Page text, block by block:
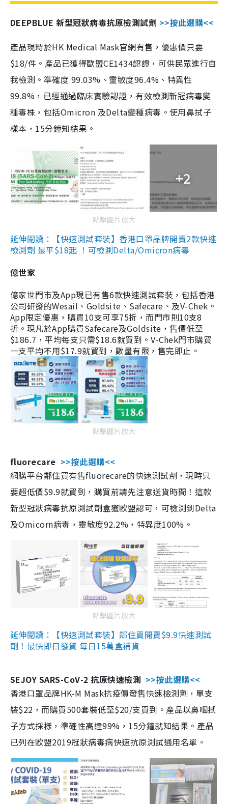
DEEPBLUE 新型冠狀病毒抗原檢測試劑 >>按此選購<<
產品現時於HK Medical Mask官網有售，優惠價只要
$18/件。產品已獲得歐盟CE1434認證，可供民眾進行自
我檢測。準確度 99.03%、靈敏度96.4%、特異性
99.8%，已經通過臨床實驗認證，有效檢測新冠病毒變
種毒株，包括Omicron 及Delta變種病毒。使用鼻拭子
樣本，15分鐘知結果。
+2
點擊圖片放大
延伸閱讀：【快速測試套裝】香港口罩品牌開賣2款快速
檢測劑 最平$18起 ！可檢測Delta/Omicron病毒
億世家
億家世門市及App現已有售6款快速測試套裝，包括香港
公司研發的Wesail、Goldsite、Safecare、及V-Chek。
App限定優惠，購買10支可享75折，而門市則10支8
折。現凡於App購買Safecare及Goldsite，售價低至
$186.7，平均每支只需$18.6就買到。V-Chek門市購買
一支平均不用$17.9就買到，數量有限，售完即止。
點擊圖片放大
fluorecare >>按此選購<<
網購平台鄰住買有售fluorecare的快速測試劑，現時只
要超低價$9.9就買到，購買前請先注意送貨時間！這款
新型冠狀病毒抗原測試劑盒獲歐盟認可，可檢測到Delta
及Omicorn病毒，靈敏度92.2%，特異度100%。
點擊圖片放大
延伸閱讀：【快速測試套裝】鄰住買開賣$9.9快速測試
劑！最快即日發貨 每日15萬盒補貨
SEJOY SARS-CoV-2 抗原快速檢測 >>按此選購<<
香港口罩品牌HK-M Mask抗疫價發售快速檢測劑，單支
裝$22，而購買500套裝低至$20/支買到。產品以鼻咽拭
子方式採樣，準確性高達99%，15分鐘就知結果。產品
已列在歐盟2019冠狀病毒病快速抗原測試通用名單。